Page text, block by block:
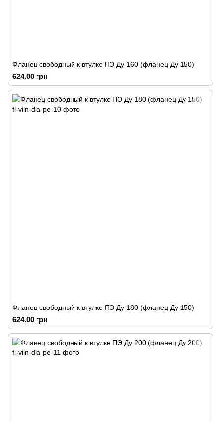
Фланец свободный к втулке ПЭ Ду 160 (фланец Ду 150)
624.00 грн
Фланец свободный к втулке ПЭ Ду 180 (фланец Ду 150)
624.00 грн